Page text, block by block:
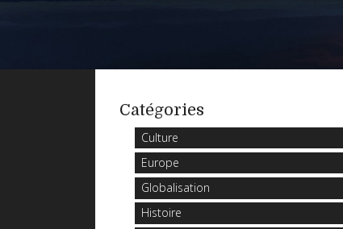
Catégories
Culture
Europe
Globalisation
Histoire